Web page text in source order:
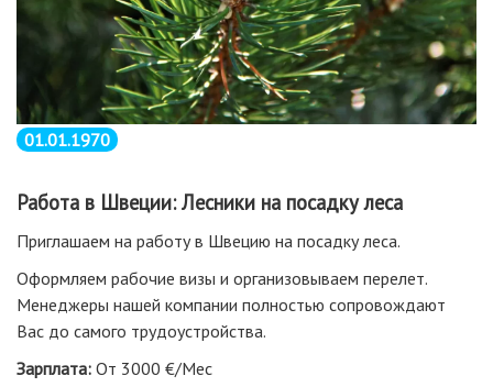
01.01.1970
Работа в Швеции: Лесники на посадку леса
Приглашаем на работу в Швецию на посадку леса.
Оформляем рабочие визы и организовываем перелет.
Менеджеры нашей компании полностью сопровождают
Вас до самого трудоустройства.
Зарплата: От 3000 €/Мес